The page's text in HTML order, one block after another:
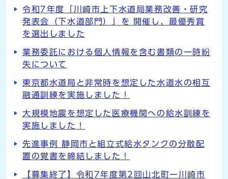
令和7年度「川崎市上下水道局業務改善・研究
発表会（下水道部門）」を 開催し、最優秀賞
を選出しました
業務委託における個人情報を含む書類の一時紛
失について
東京都水道局と非常時を想定した水道水の相互
融通訓練を実施しました！
大規模地震を想定した医療機関への給水訓練を
実施しました！
先進事例 静岡市と組立式給水タンクの分散配
置の覚書を締結しました！
【募集終了】令和7年度第2回山北町ー川崎市